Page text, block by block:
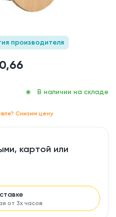
производителя
В наличии на складе
Снизим цену
картой или
от 3х часов